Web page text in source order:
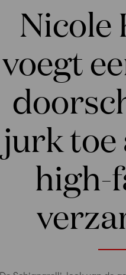
Nicole
voegt
jurk toe
high-